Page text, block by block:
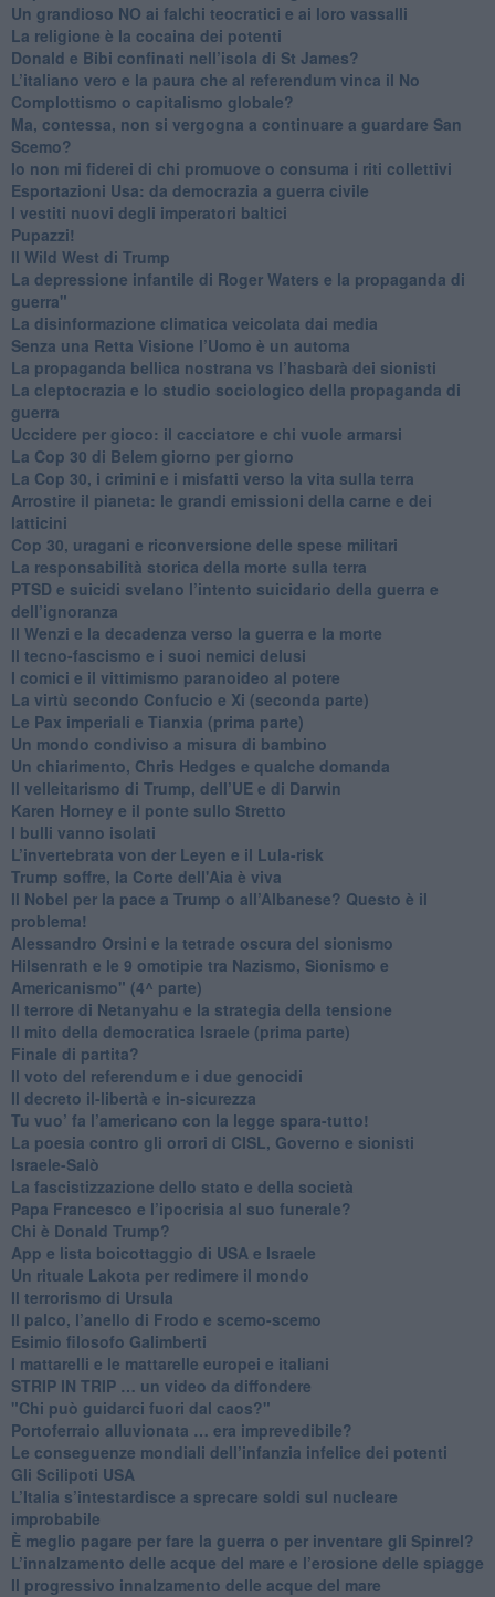
​Un grandioso NO ai falchi teocratici e ai loro vassalli
La religione è la cocaina dei potenti
Donald e Bibi confinati nell’isola di St James?
L’italiano vero e la paura che al referendum vinca il No
​Complottismo o capitalismo globale?
​Ma, contessa, non si vergogna a continuare a guardare San
Scemo?
​Io non mi fiderei di chi promuove o consuma i riti collettivi
Esportazioni Usa: da democrazia a guerra civile
​I vestiti nuovi degli imperatori baltici
​Pupazzi!
​Il Wild West di Trump
​La depressione infantile di Roger Waters e la propaganda di
guerra"
​La disinformazione climatica veicolata dai media
Senza una Retta Visione l’Uomo è un automa
​La propaganda bellica nostrana vs l’hasbarà dei sionisti
​La cleptocrazia e lo studio sociologico della propaganda di
guerra
​Uccidere per gioco: il cacciatore e chi vuole armarsi
​La Cop 30 di Belem giorno per giorno
La Cop 30, i crimini e i misfatti verso la vita sulla terra
Arrostire il pianeta: le grandi emissioni della carne e dei
latticini
​Cop 30, uragani e riconversione delle spese militari
La responsabilità storica della morte sulla terra
PTSD e suicidi svelano l’intento suicidario della guerra e
dell’ignoranza
Il Wenzi e la decadenza verso la guerra e la morte
​Il tecno-fascismo e i suoi nemici delusi
​I comici e il vittimismo paranoideo al potere
​La virtù secondo Confucio e Xi (seconda parte)
Le Pax imperiali e Tianxia (prima parte)
Un mondo condiviso a misura di bambino
​Un chiarimento, Chris Hedges e qualche domanda
Il velleitarismo di Trump, dell’UE e di Darwin
​Karen Horney e il ponte sullo Stretto
​I bulli vanno isolati
L’invertebrata von der Leyen e il Lula-risk
Trump soffre, la Corte dell'Aia è viva
​Il Nobel per la pace a Trump o all’Albanese? Questo è il
problema!
​Alessandro Orsini e la tetrade oscura del sionismo
​Hilsenrath e le 9 omotipie tra Nazismo, Sionismo e
Americanismo" (4^ parte)
​Il terrore di Netanyahu e la strategia della tensione
Il mito della democratica Israele (prima parte)
​Finale di partita?
​Il voto del referendum e i due genocidi
Il decreto il-libertà e in-sicurezza
Tu vuo’ fa l’americano con la legge spara-tutto!
La poesia contro gli orrori di CISL, Governo e sionisti
Israele-Salò
​La fascistizzazione dello stato e della società
Papa Francesco e l’ipocrisia al suo funerale?
​Chi è Donald Trump?
App e lista boicottaggio di USA e Israele
​Un rituale Lakota per redimere il mondo
Il terrorismo di Ursula
​Il palco, l’anello di Frodo e scemo-scemo
Esimio filosofo Galimberti
​I mattarelli e le mattarelle europei e italiani
​STRIP IN TRIP … un video da diffondere
"Chi può guidarci fuori dal caos?"
​Portoferraio alluvionata … era imprevedibile?
Le conseguenze mondiali dell’infanzia infelice dei potenti
​Gli Scilipoti USA
L’Italia s’intestardisce a sprecare soldi sul nucleare
improbabile
È meglio pagare per fare la guerra o per inventare gli Spinrel?
​L’innalzamento delle acque del mare e l’erosione delle spiagge
​Il progressivo innalzamento delle acque del mare